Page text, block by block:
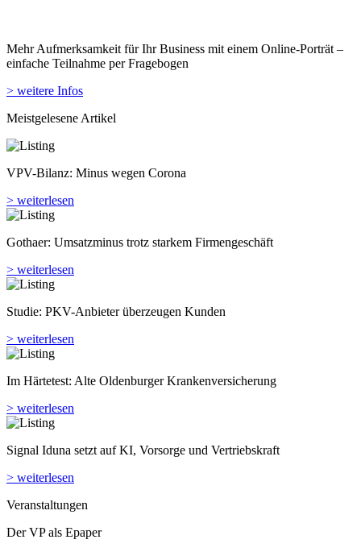
Mehr Aufmerksamkeit für Ihr Business mit einem Online-Porträt –
einfache Teilnahme per Fragebogen
> weitere Infos
Meistgelesene Artikel
VPV-Bilanz: Minus wegen Corona
> weiterlesen
Gothaer: Umsatzminus trotz starkem Firmengeschäft
> weiterlesen
Studie: PKV-Anbieter überzeugen Kunden
> weiterlesen
Im Härtetest: Alte Oldenburger Kranken­versicherung
> weiterlesen
Signal Iduna setzt auf KI, Vorsorge und Vertriebskraft
> weiterlesen
Veranstaltungen
Der VP als Epaper